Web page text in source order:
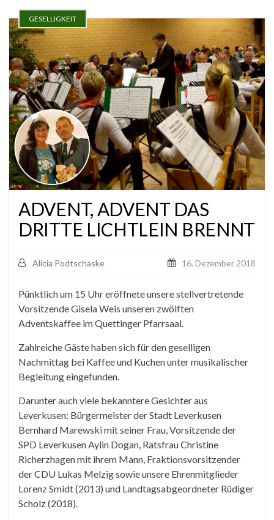
GESELLIGKEIT
ADVENT, ADVENT DAS
DRITTE LICHTLEIN BRENNT
Alicia Podtschaske 16. Dezember 2018
Pünktlich um 15 Uhr eröffnete unsere stellvertretende
Vorsitzende Gisela Weis unseren zwölften
Adventskaffee im Quettinger Pfarrsaal.
Zahlreiche Gäste haben sich für den geselligen
Nachmittag bei Kaffee und Kuchen unter musikalischer
Begleitung eingefunden.
Darunter auch viele bekanntere Gesichter aus
Leverkusen: Bürgermeister der Stadt Leverkusen
Bernhard Marewski mit seiner Frau, Vorsitzende der
SPD Leverkusen Aylin Dogan, Ratsfrau Christine
Richerzhagen mit ihrem Mann, Fraktionsvorsitzender
der CDU Lukas Melzig sowie unsere Ehrenmitglieder
Lorenz Smidt (2013) und Landtagsabgeordneter Rüdiger
Scholz (2018).